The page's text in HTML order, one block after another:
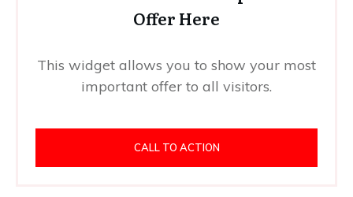
Offer Here
This widget allows you to show your most
important offer to all visitors.
CALL TO ACTION